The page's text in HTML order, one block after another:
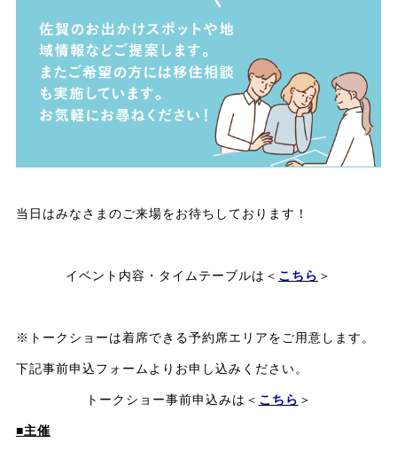
当日はみなさまのご来場をお待ちしております！
イベント内容・タイムテーブルは＜ こちら ＞
※トークショーは着席できる予約席エリアをご用意します。
下記事前申込フォームよりお申し込みください。
トークショー事前申込みは＜ こちら ＞
■主催